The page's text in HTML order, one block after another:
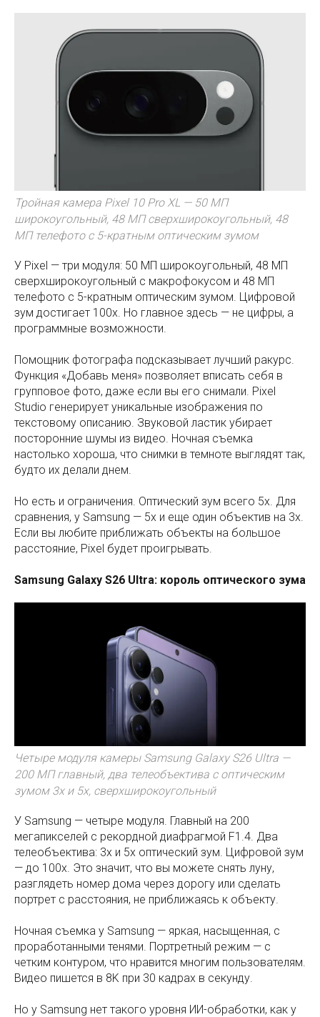
Тройная камера Pixel 10 Pro XL — 50 МП
широкоугольный, 48 МП сверхширокоугольный, 48
МП телефото с 5-кратным оптическим зумом
У Pixel — три модуля: 50 МП широкоугольный, 48 МП
сверхширокоугольный с макрофокусом и 48 МП
телефото с 5-кратным оптическим зумом. Цифровой
зум достигает 100x. Но главное здесь — не цифры, а
программные возможности.
Помощник фотографа подсказывает лучший ракурс.
Функция «Добавь меня» позволяет вписать себя в
групповое фото, даже если вы его снимали. Pixel
Studio генерирует уникальные изображения по
текстовому описанию. Звуковой ластик убирает
посторонние шумы из видео. Ночная съемка
настолько хороша, что снимки в темноте выглядят так,
будто их делали днем.
Но есть и ограничения. Оптический зум всего 5x. Для
сравнения, у Samsung — 5x и еще один объектив на 3x.
Если вы любите приближать объекты на большое
расстояние, Pixel будет проигрывать.
Samsung Galaxy S26 Ultra: король оптического зума
Четыре модуля камеры Samsung Galaxy S26 Ultra —
200 МП главный, два телеобъектива с оптическим
зумом 3x и 5x, сверхширокоугольный
У Samsung — четыре модуля. Главный на 200
мегапикселей с рекордной диафрагмой F1.4. Два
телеобъектива: 3x и 5x оптический зум. Цифровой зум
— до 100x. Это значит, что вы можете снять луну,
разглядеть номер дома через дорогу или сделать
портрет с расстояния, не приближаясь к объекту.
Ночная съемка у Samsung — яркая, насыщенная, с
проработанными тенями. Портретный режим — с
четким контуром, что нравится многим пользователям.
Видео пишется в 8K при 30 кадрах в секунду.
Но у Samsung нет такого уровня ИИ-обработки, как у